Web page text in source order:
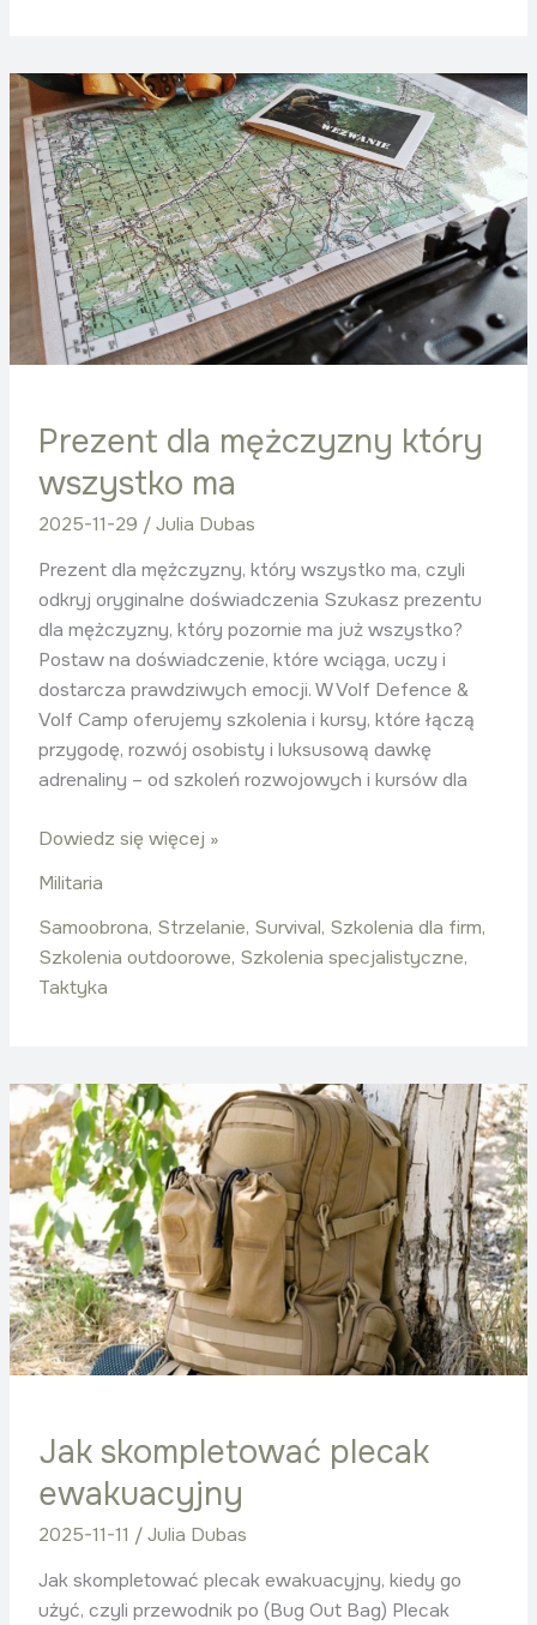
Prezent dla mężczyzny który
wszystko ma
2025-11-29 / Julia Dubas
Prezent dla mężczyzny, który wszystko ma, czyli
odkryj oryginalne doświadczenia Szukasz prezentu
dla mężczyzny, który pozornie ma już wszystko?
Postaw na doświadczenie, które wciąga, uczy i
dostarcza prawdziwych emocji. W Volf Defence &
Volf Camp oferujemy szkolenia i kursy, które łączą
przygodę, rozwój osobisty i luksusową dawkę
adrenaliny – od szkoleń rozwojowych i kursów dla
Prezent
dla
mężczyzny
który
wszystko
ma
Dowiedz się więcej »
Militaria
Samoobrona, Strzelanie, Survival, Szkolenia dla firm,
Szkolenia outdoorowe, Szkolenia specjalistyczne,
Taktyka
Jak skompletować plecak
ewakuacyjny
2025-11-11 / Julia Dubas
Jak skompletować plecak ewakuacyjny, kiedy go
użyć, czyli przewodnik po (Bug Out Bag) Plecak
Jak
skompletować
plecak
ewakuacyjny